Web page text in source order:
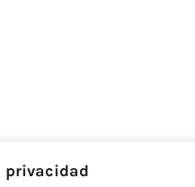
privacidad